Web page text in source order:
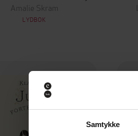
Samtykke
Amalie Skram
LYDBOK